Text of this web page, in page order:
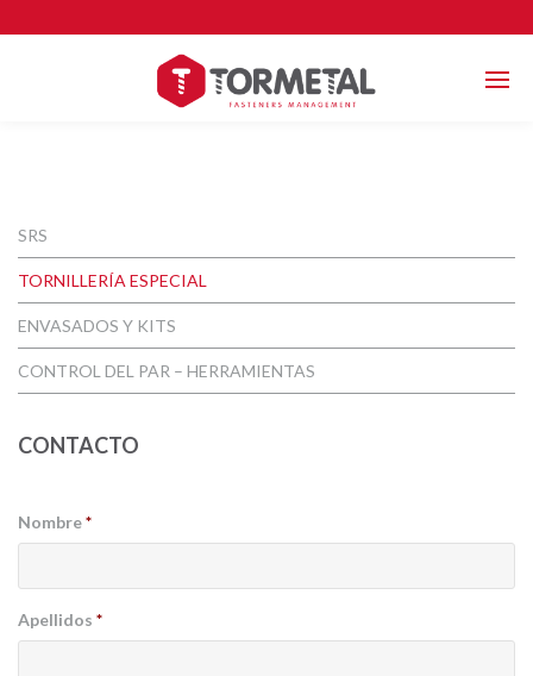
SRS
TORNILLERÍA ESPECIAL
ENVASADOS Y KITS
CONTROL DEL PAR – HERRAMIENTAS
CONTACTO
Nombre*
Apellidos *